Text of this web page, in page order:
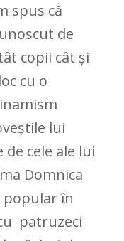
spus că
de
copii cât și
cu o
lui
cele ale lui
Domnica
în
patruzeci